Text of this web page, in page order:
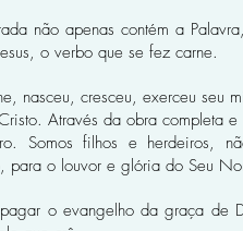
não apenas contém a
o verbo que se fez carne.
nasceu, cresceu, exerceu seu
Através da obra completa
Somos filhos e herdeiros,
para o louvor e glória do Seu
o evangelho da graça de